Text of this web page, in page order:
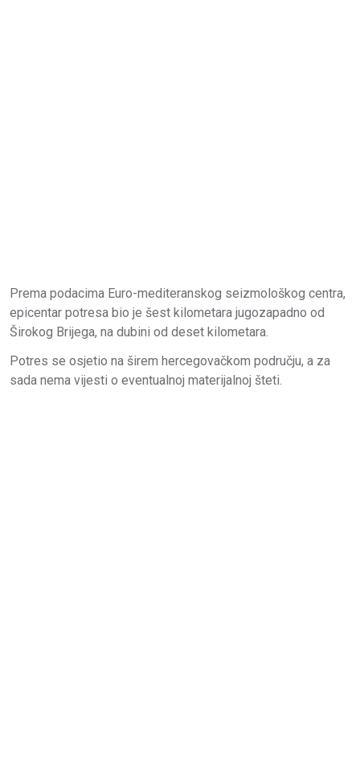
Prema podacima Euro-mediteranskog seizmološkog centra,
epicentar potresa bio je šest kilometara jugozapadno od
Širokog Brijega, na dubini od deset kilometara.
Potres se osjetio na širem hercegovačkom području, a za
sada nema vijesti o eventualnoj materijalnoj šteti.